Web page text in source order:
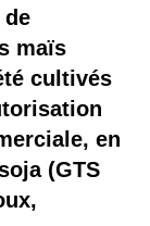
de
maïs
cultivés
en
(GTS